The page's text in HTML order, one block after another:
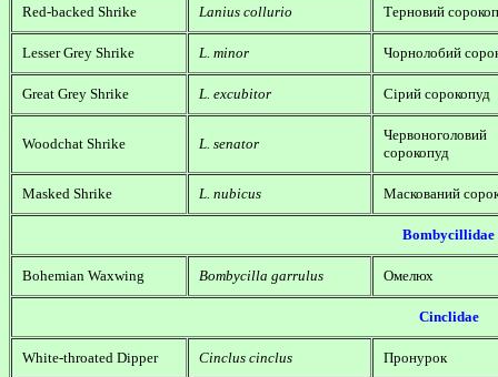
Red-backed Shrike Lanius collurio Терновий
Lesser Grey Shrike L. minor Чорнолобий
Great Grey Shrike L. excubitor Сірий сорокопуд
Woodchat Shrike L. senator
Червоноголовий
сорокопуд
Masked Shrike L. nubicus Маскований
Bombycillidae
Bohemian Waxwing Bombycilla garrulus Омелюх
Cinclidae
White-throated Dipper Cinclus cinclus Пронурок